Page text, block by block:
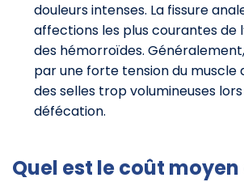
douleurs intenses. La fissure
affections les plus courantes de
des hémorroïdes.
par une forte tension du muscle
des selles trop volumineuses
défécation.
Quel est le coût